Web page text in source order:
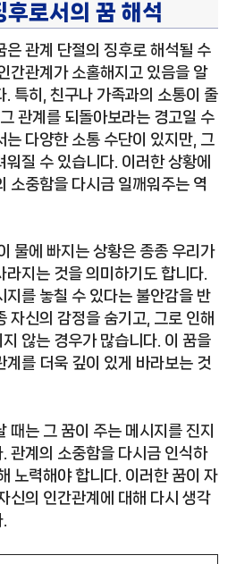
후로서의 꿈 해석
은 관계 단절의 징후로 해석될 수
간관계가 소홀해지고 있음을 알
. 특히, 친구나 가족과의 소통이 줄
관계를 되돌아보라는 경고일 수
는 다양한 소통 수단이 있지만, 그
질 수 있습니다. 이러한 상황에
소중함을 다시금 일깨워주는 역
물에 빠지는 상황은 종종 우리가
라지는 것을 의미하기도 합니다.
지를 놓칠 수 있다는 불안감을 반
자신의 감정을 숨기고, 그로 인해
않는 경우가 많습니다. 이 꿈을
계를 더욱 깊이 있게 바라보는 것
때는 그 꿈이 주는 메시지를 진지
관계의 소중함을 다시금 인식하
노력해야 합니다. 이러한 꿈이 자
신의 인간관계에 대해 다시 생각